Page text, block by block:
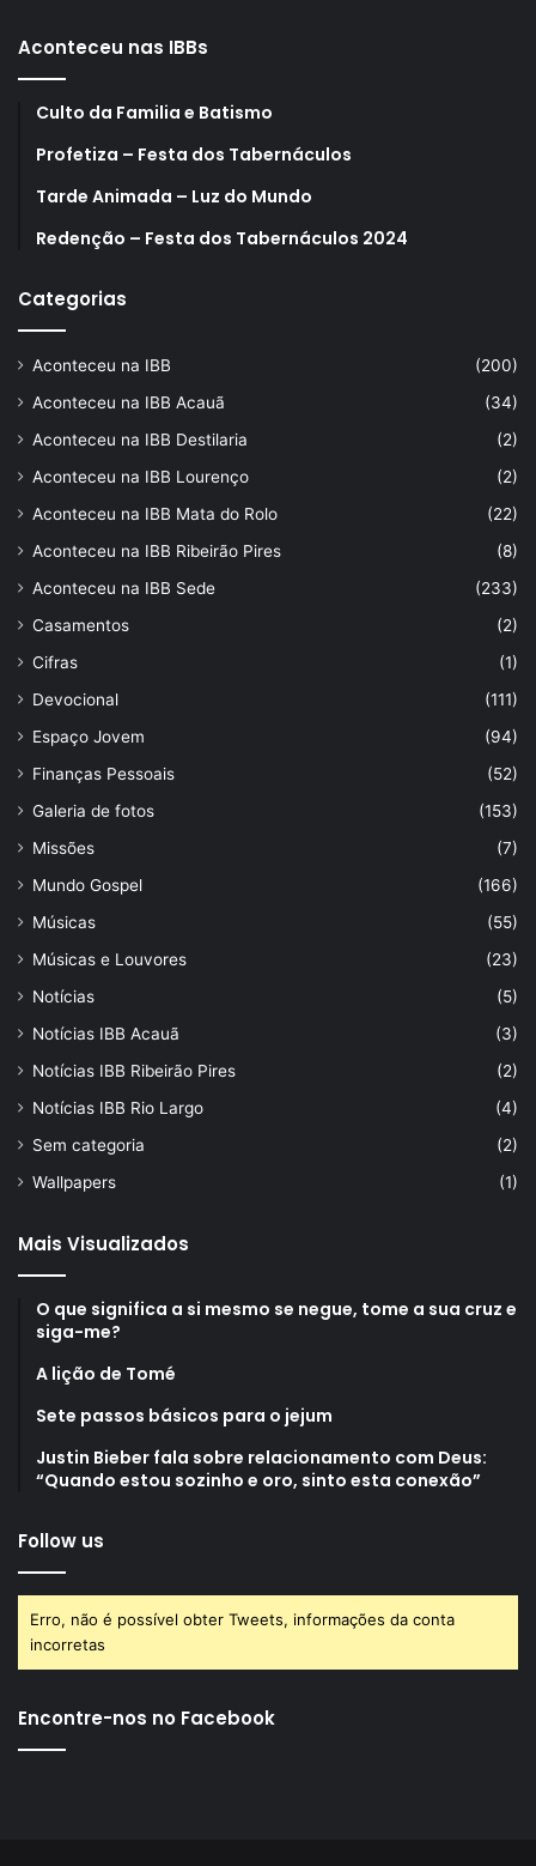
Aconteceu nas IBBs
Culto da Familia e Batismo
Profetiza – Festa dos Tabernáculos
Tarde Animada – Luz do Mundo
Redenção – Festa dos Tabernáculos 2024
Categorias
Aconteceu na IBB
(200)
Aconteceu na IBB Acauã
(34)
Aconteceu na IBB Destilaria
(2)
Aconteceu na IBB Lourenço
(2)
Aconteceu na IBB Mata do Rolo
(22)
Aconteceu na IBB Ribeirão Pires
(8)
Aconteceu na IBB Sede
(233)
Casamentos
(2)
Cifras
(1)
Devocional
(111)
Espaço Jovem
(94)
Finanças Pessoais
(52)
Galeria de fotos
(153)
Missões
(7)
Mundo Gospel
(166)
Músicas
(55)
Músicas e Louvores
(23)
Notícias
(5)
Notícias IBB Acauã
(3)
Notícias IBB Ribeirão Pires
(2)
Notícias IBB Rio Largo
(4)
Sem categoria
(2)
Wallpapers
(1)
Mais Visualizados
O que significa a si mesmo se negue, tome a sua cruz e
siga-me?
A lição de Tomé
Sete passos básicos para o jejum
Justin Bieber fala sobre relacionamento com Deus:
“Quando estou sozinho e oro, sinto esta conexão”
Follow us
Erro, não é possível obter Tweets, informações da conta
incorretas
Encontre-nos no Facebook